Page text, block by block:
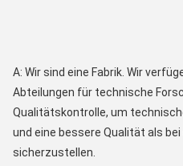
A: Wir sind eine Fabrik. Wir
Abteilungen für technische
Qualitätskontrolle, um
und eine bessere Qualität als
sicherzustellen.